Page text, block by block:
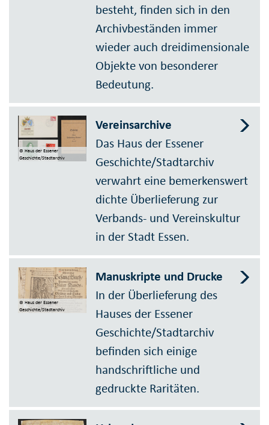
besteht, finden sich in den
Archivbeständen immer
wieder auch dreidimensionale
Objekte von besonderer
Bedeutung.
© Haus der Essener
Geschichte/Stadtarchiv
Vereinsarchive
Das Haus der Essener
Geschichte/Stadtarchiv
verwahrt eine bemerkenswert
dichte Überlieferung zur
Verbands- und Vereinskultur
in der Stadt Essen.
© Haus der Essener
Geschichte/Stadtarchiv
Manuskripte und Drucke
In der Überlieferung des
Hauses der Essener
Geschichte/Stadtarchiv
befinden sich einige
handschriftliche und
gedruckte Raritäten.